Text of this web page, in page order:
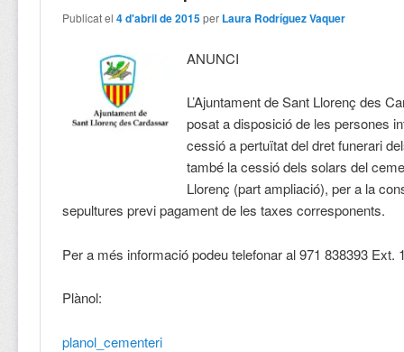
Publicat el4 d'abril de 2015 per Laura Rodríguez Vaquer
ANUNCI
L’Ajuntament de Sant Llorenç des
posat a disposició de les persones
cessió a pertuïtat del dret funerari
també la cessió dels solars del
Llorenç (part ampliació), per a la
sepultures previ pagament de les taxes corresponents.
Per a més informació podeu telefonar al 971 838393 Ext.
Plànol:
planol_cementeri